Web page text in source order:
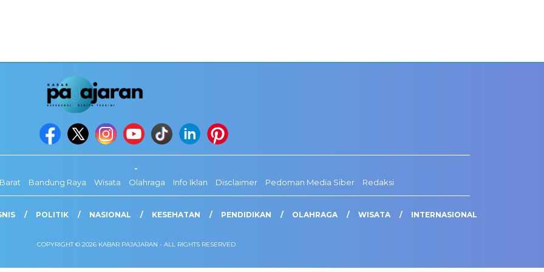
-
Bandung Raya Wisata Olahraga Info Iklan Disclaimer Pedoman Media Siber Redaksi
POLITIK NASIONAL KESEHATAN PENDIDIKAN OLAHRAGA WISATA INTERNASIONAL
COPYRIGHT © 2026 KABAR PAJAJARAN - ALL RIGHTS RESERVED